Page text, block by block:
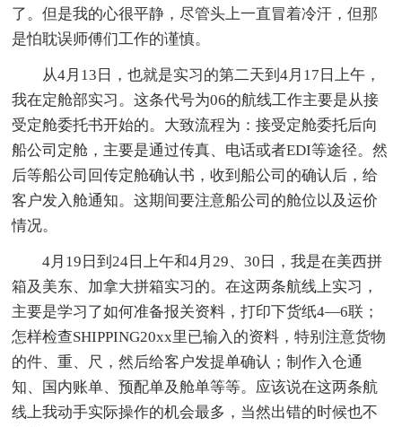
了。但是我的心很平静，尽管头上一直冒着冷汗，但那
是怕耽误师傅们工作的谨慎。
从4月13日，也就是实习的第二天到4月17日上午，
我在定舱部实习。这条代号为06的航线工作主要是从接
受定舱委托书开始的。大致流程为：接受定舱委托后向
船公司定舱，主要是通过传真、电话或者EDI等途径。然
后等船公司回传定舱确认书，收到船公司的确认后，给
客户发入舱通知。这期间要注意船公司的舱位以及运价
情况。
4月19日到24日上午和4月29、30日，我是在美西拼
箱及美东、加拿大拼箱实习的。在这两条航线上实习，
主要是学习了如何准备报关资料，打印下货纸4—6联；
怎样检查SHIPPING20xx里已输入的资料，特别注意货物
的件、重、尺，然后给客户发提单确认；制作入仓通
知、国内账单、预配单及舱单等等。应该说在这两条航
线上我动手实际操作的机会最多，当然出错的时候也不